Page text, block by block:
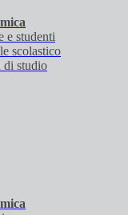
e studenti
scolastico
di studio